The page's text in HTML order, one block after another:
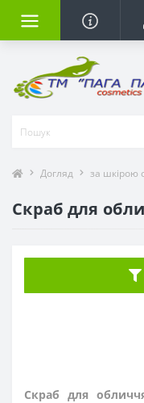
Догляд за шкірою
Скраб для
Скраб для